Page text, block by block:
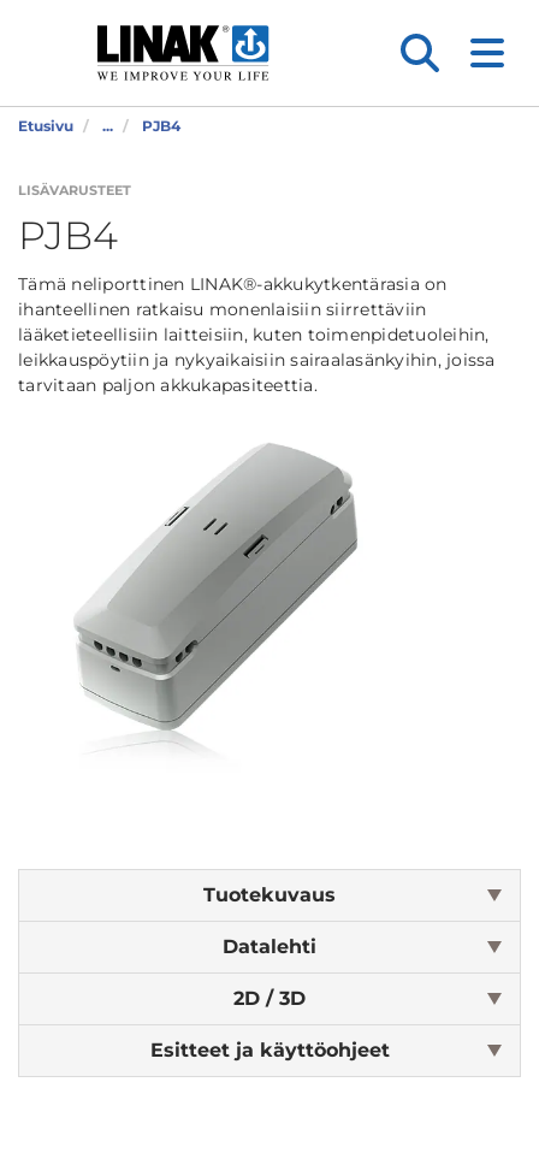
Etusivu ... PJB4
LISÄVARUSTEET
PJB4
Tämä neliporttinen LINAK®-akkukytkentärasia on
ihanteellinen ratkaisu monenlaisiin siirrettäviin
lääketieteellisiin laitteisiin, kuten toimenpidetuoleihin,
leikkauspöytiin ja nykyaikaisiin sairaalasänkyihin, joissa
tarvitaan paljon akkukapasiteettia.
Tuotekuvaus
Datalehti
2D / 3D
Esitteet ja käyttöohjeet